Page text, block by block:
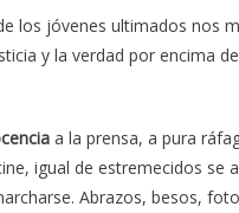
los jóvenes ultimados nos
y la verdad por encima
a la prensa, a pura
igual de estremecidos se
Abrazos, besos,